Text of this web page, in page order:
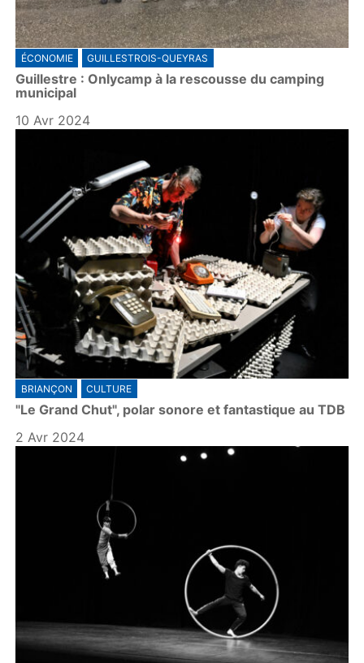
ÉCONOMIE GUILLESTROIS-QUEYRAS
Guillestre : Onlycamp à la rescousse du camping
municipal
10 Avr 2024
BRIANÇON CULTURE
"Le Grand Chut", polar sonore et fantastique au TDB
2 Avr 2024